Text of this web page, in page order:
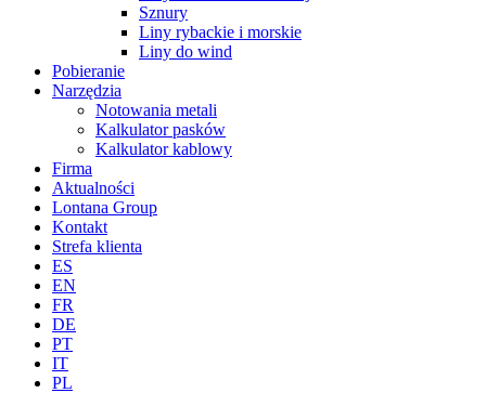
Sznury
Liny rybackie i morskie
Liny do wind
Pobieranie
Narzędzia
Notowania metali
Kalkulator pasków
Kalkulator kablowy
Firma
Aktualności
Lontana Group
Kontakt
Strefa klienta
ES
EN
FR
DE
PT
IT
PL